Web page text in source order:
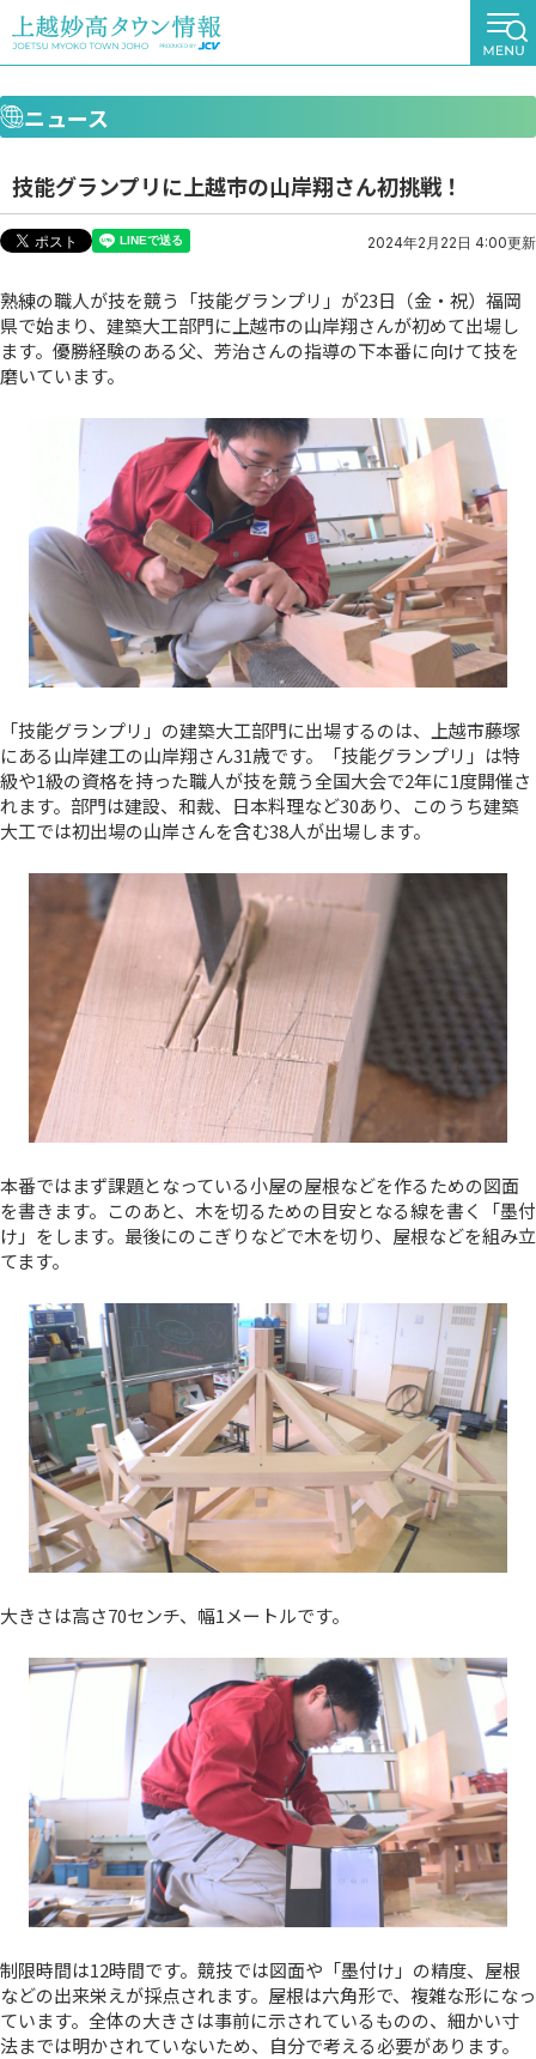
ニュース
技能グランプリに上越市の山岸翔さん初挑戦！
2024年2月22日 4:00更新
熟練の職人が技を競う「技能グランプリ」が23日（金・祝）福岡
県で始まり、建築大工部門に上越市の山岸翔さんが初めて出場し
ます。優勝経験のある父、芳治さんの指導の下本番に向けて技を
磨いています。
「技能グランプリ」の建築大工部門に出場するのは、上越市藤塚
にある山岸建工の山岸翔さん31歳です。「技能グランプリ」は特
級や1級の資格を持った職人が技を競う全国大会で2年に1度開催さ
れます。部門は建設、和裁、日本料理など30あり、このうち建築
大工では初出場の山岸さんを含む38人が出場します。
本番ではまず課題となっている小屋の屋根などを作るための図面
を書きます。このあと、木を切るための目安となる線を書く「墨付
け」をします。最後にのこぎりなどで木を切り、屋根などを組み立
てます。
大きさは高さ70センチ、幅1メートルです。
制限時間は12時間です。競技では図面や「墨付け」の精度、屋根
などの出来栄えが採点されます。屋根は六角形で、複雑な形になっ
ています。全体の大きさは事前に示されているものの、細かい寸
法までは明かされていないため、自分で考える必要があります。